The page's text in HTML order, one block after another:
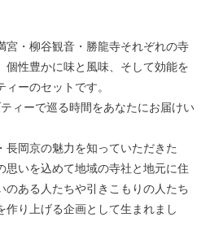
宮・柳谷観音・勝龍寺それぞれの寺
個性豊かに味と風味、そして効能を
ーのセットです。
ィーで巡る時間をあなたにお届けい
長岡京の魅力を知っていただきた
思いを込めて地域の寺社と地元に住
のある人たちや引きこもりの人たち
作り上げる企画として生まれまし